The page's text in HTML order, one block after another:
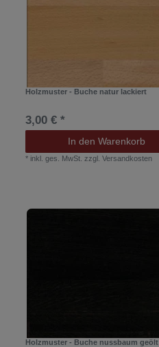
Holzmuster - Buche natur lackiert
3,00 € *
In den Warenkorb
* inkl. ges. MwSt. zzgl.Versandkosten
Holzmuster - Buche nussbaum geölt